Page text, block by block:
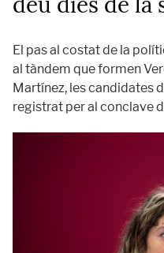
El pas al costat de la
al tàndem que formen
Martínez, les candidates
registrat per al conclave